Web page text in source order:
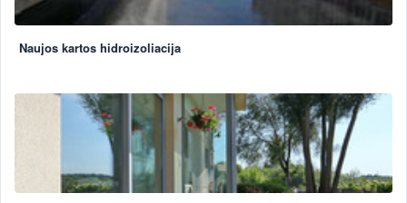
Naujos kartos hidroizoliacija